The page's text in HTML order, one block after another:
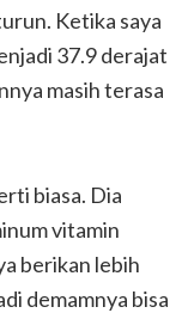
Ketika saya
37.9 derajat
masih terasa
biasa. Dia
vitamin
berikan lebih
demamnya bisa